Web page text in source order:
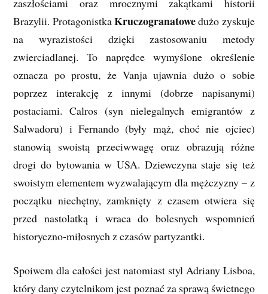
zaszłościami oraz mrocznymi zakątkami historii
Brazylii. ProtagonistkaKruczogranatowedużo zyskuje
na wyrazistości dzięki zastosowaniu metody
zwierciadlanej. To naprędce wymyślone określenie
oznacza po prostu, że Vanja ujawnia dużo o sobie
poprzez interakcję z innymi (dobrze napisanymi)
postaciami. Calros (syn nielegalnych emigrantów z
Salwadoru) i Fernando (były mąż, choć nie ojciec)
stanowią swoistą przeciwwagę oraz obrazują różne
drogi do bytowania w USA. Dziewczyna staje się też
swoistym elementem wyzwalającym dla mężczyzny – z
początku niechętny, zamknięty z czasem otwiera się
przed nastolatką i wraca do bolesnych wspomnień
historyczno-miłosnych z czasów partyzantki.
Spoiwem dla całości jest natomiast styl Adriany Lisboa,
który dany czytelnikom jest poznać za sprawą świetnego